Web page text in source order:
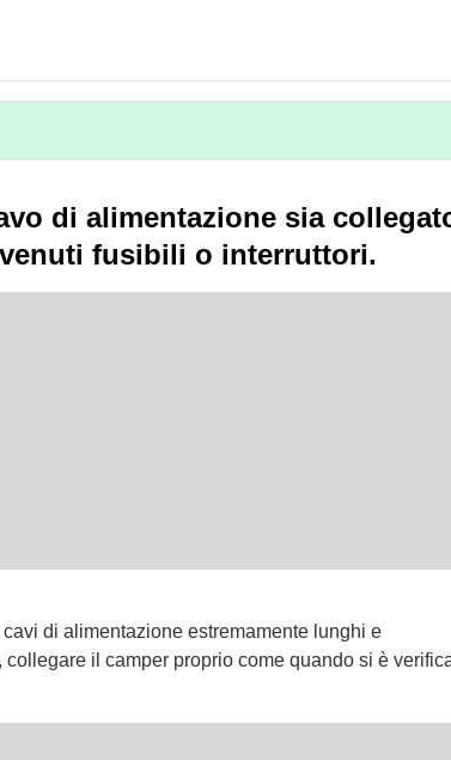
di alimentazione sia
fusibili o interruttori.
di alimentazione estremamente lunghi e
il camper proprio come quando si è